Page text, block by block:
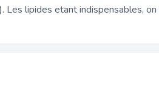
lipides etant indispensables, on